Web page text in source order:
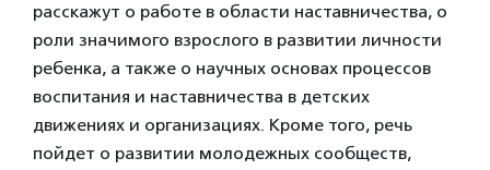
расскажут о работе в области наставничества, о
роли значимого взрослого в развитии личности
ребенка, а также о научных основах процессов
воспитания и наставничества в детских
движениях и организациях. Кроме того, речь
пойдет о развитии молодежных сообществ,